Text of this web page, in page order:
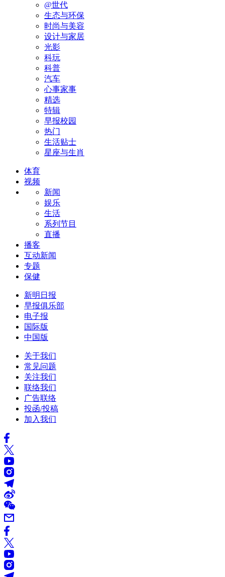
@世代
生态与环保
时尚与美容
设计与家居
光影
科玩
科普
汽车
心事家事
精选
特辑
早报校园
热门
生活贴士
星座与生肖
体育
视频
新闻
娱乐
生活
系列节目
直播
播客
互动新闻
专题
保健
新明日报
早报俱乐部
电子报
国际版
中国版
关于我们
常见问题
关注我们
联络我们
广告联络
投函/投稿
加入我们